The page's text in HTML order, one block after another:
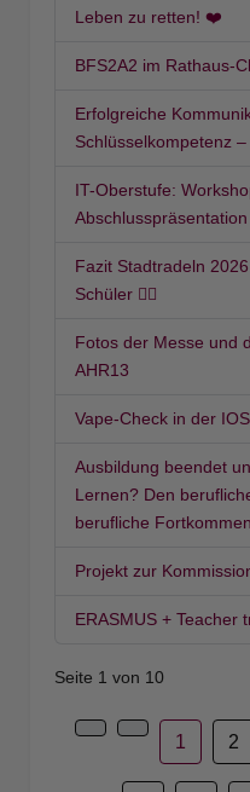
Leben zu retten! ❤️
BFS2A2 im Rathaus-
Erfolgreiche
Schlüsselkompetenz
IT-Oberstufe:
Fazit Stadtradeln
Schüler 🚴‍♀️
Fotos der Messe und
AHR13
Vape-Check in der
Ausbildung beendet
Lernen? Den
berufliche
Projekt zur
ERASMUS + Teacher
Seite 1 von 10
1 2